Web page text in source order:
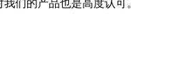
们的产品也是高度认可。